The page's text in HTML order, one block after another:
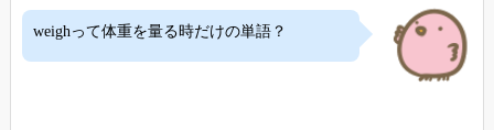
weighって体重を量る時だけの単語？